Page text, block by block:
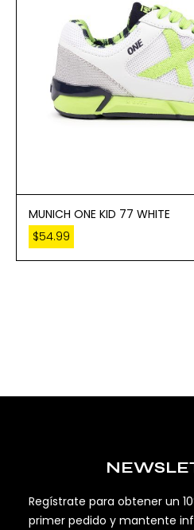
MUNICH ONE KID 77 WHITE
$54.99
Regístrate para obtener un
primer pedido y mantente